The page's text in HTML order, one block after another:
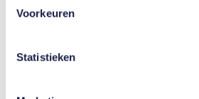
Voorkeuren
Statistieken